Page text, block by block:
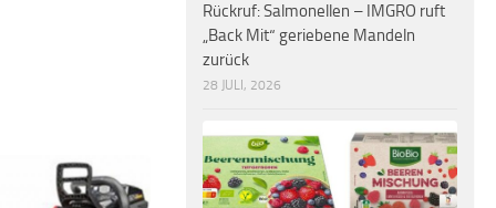
Rückruf: Salmonellen – IMGRO ruft
„Back Mit“ geriebene Mandeln
zurück
28 JULI, 2026